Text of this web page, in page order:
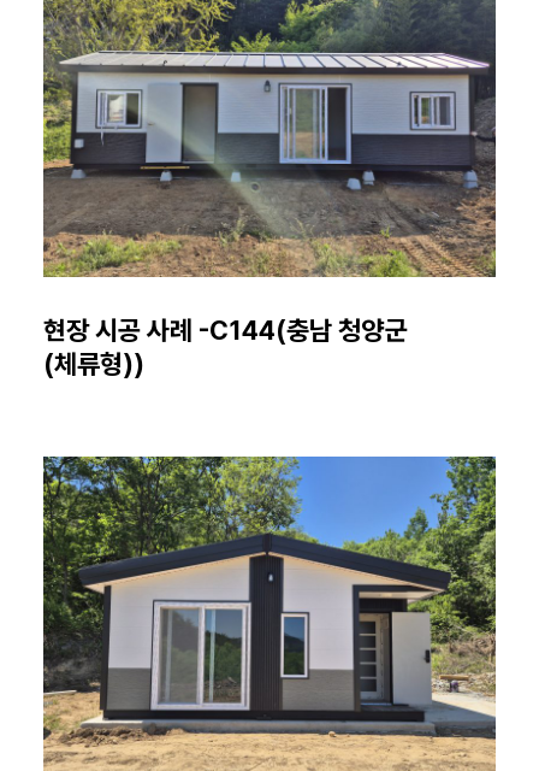
현장 시공 사례 -C144(충남 청양군
(체류형))